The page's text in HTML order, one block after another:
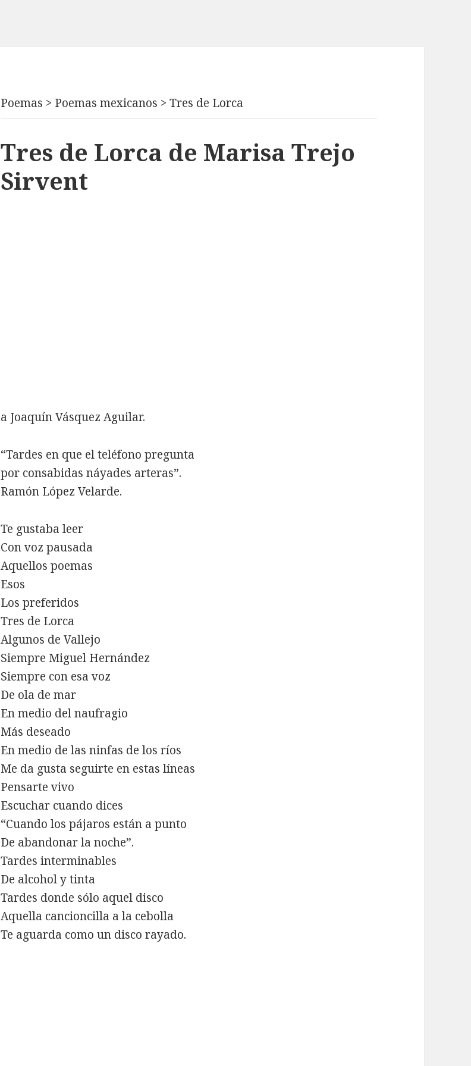
Poemas > Poemas mexicanos >Tres de Lorca
Tres de Lorca de Marisa Trejo
Sirvent
a Joaquín Vásquez Aguilar.
“Tardes en que el teléfono pregunta
por consabidas náyades arteras”.
Ramón López Velarde.
Te gustaba leer
Con voz pausada
Aquellos poemas
Esos
Los preferidos
Tres de Lorca
Algunos de Vallejo
Siempre Miguel Hernández
Siempre con esa voz
De ola de mar
En medio del naufragio
Más deseado
En medio de las ninfas de los ríos
Me da gusta seguirte en estas líneas
Pensarte vivo
Escuchar cuando dices
“Cuando los pájaros están a punto
De abandonar la noche”.
Tardes interminables
De alcohol y tinta
Tardes donde sólo aquel disco
Aquella cancioncilla a la cebolla
Te aguarda como un disco rayado.